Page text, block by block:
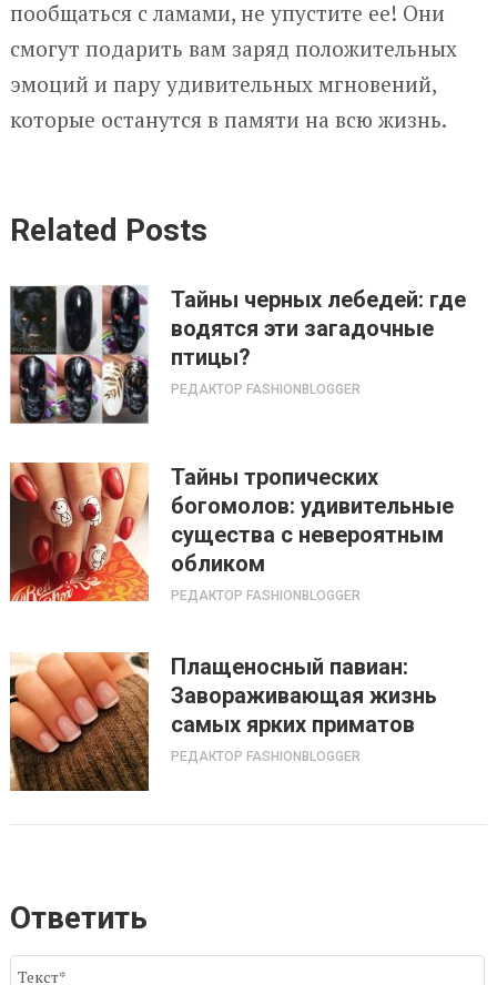
пообщаться с ламами, не упустите ее! Они
смогут подарить вам заряд положительных
эмоций и пару удивительных мгновений,
которые останутся в памяти на всю жизнь.
Related Posts
Тайны черных лебедей: где
водятся эти загадочные
птицы?
РЕДАКТОР FASHIONBLOGGER
Тайны тропических
богомолов: удивительные
существа с невероятным
обликом
РЕДАКТОР FASHIONBLOGGER
Плащеносный павиан:
Завораживающая жизнь
самых ярких приматов
РЕДАКТОР FASHIONBLOGGER
Ответить